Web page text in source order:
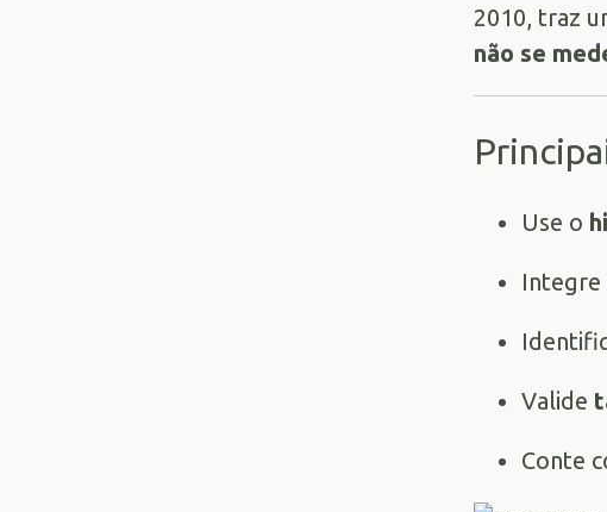
2010, traz
não se
Use o
Integre
Valide
Conte